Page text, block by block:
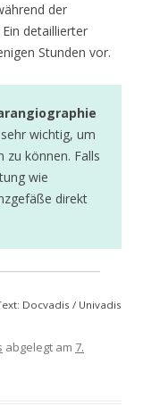
der
detaillierter
Stunden vor.
wichtig, um
zu können. Falls
wie
direkt
Docvadis / Univadis
abgelegt am 7.